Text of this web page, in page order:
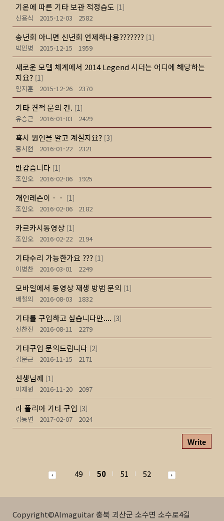
기온에 따른 기타 보관 적정습도 [1]
신용식
2015-12-03 2582
송년회 아니면 신년회 언제하나용??????? [1]
박민병
2015-12-15 1959
새로운 모델 체계에서 2014 Legend 시더는 어디에 해당하는
지요? [1]
임지훈
2015-12-26 2370
기타 견적 문의 건. [1]
유승근
2016-01-03 2429
혹시 원인을 알고 계실지요? [3]
홍서현
2016-01-22 2321
반갑습니다 [1]
조인오
2016-02-06 1925
개인레슨이ㆍㆍ [1]
조인오
2016-02-06 2182
카르카시동영상 [1]
조인오
2016-02-22 2194
기타수리 가능한가요 ??? [1]
이병찬
2016-03-01 2249
모바일에서 동영상 재생 방법 문의 [1]
배철의
2016-08-03 1832
기타를 구입하고 싶습니다만.... [3]
신찬진
2016-08-11 2279
기타구입 문의드립니다 [2]
김문근
2016-11-15 2171
선생님께 [1]
이재원
2016-11-20 2097
라 폴리아 기타 구입 [3]
김동연
2017-02-07 2024
Write
49 50 51 52
Copyright©Almaguitar 충북 괴산군 소수면 소수로4길